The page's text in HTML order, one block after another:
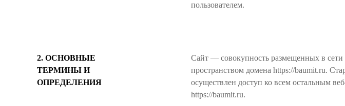
пользователем.
2. ОСНОВНЫЕ
ТЕРМИНЫ И
ОПРЕДЕЛЕНИЯ
Сайт — совокупность размещенных в
пространством домена https://baumit.ru.
осуществлен доступ ко всем остальным
https://baumit.ru.